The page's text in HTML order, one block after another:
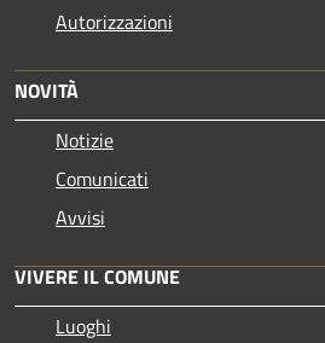
Autorizzazioni
NOVITÀ
Notizie
Comunicati
Avvisi
VIVERE IL COMUNE
Luoghi